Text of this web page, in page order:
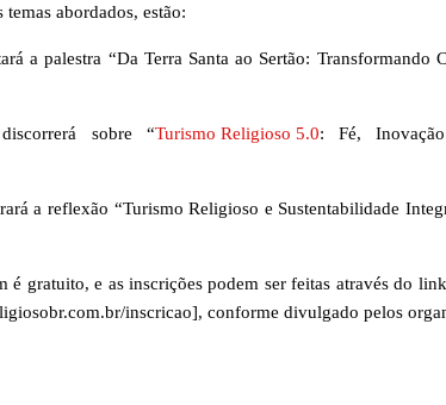
abordados, estão:
á a palestra “Da Terra Santa ao Sertão: Transformando
sobre “Turismo Religioso 5.0: Fé,
á a reflexão “Turismo Religioso e Sustentabilidade
é gratuito, e as inscrições podem ser feitas através do
inscricao], conforme divulgado pelos